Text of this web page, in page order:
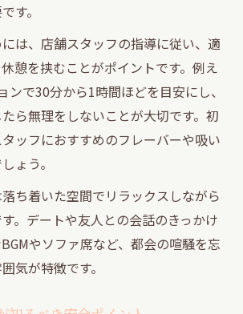
す。
は、店舗スタッフの指導に従い、適
憩を挟むことがポイントです。例え
ンで30分から1時間ほどを目安にし、
ら無理をしないことが大切です。初
ッフにおすすめのフレーバーや吸い
ょう。
ち着いた空間でリラックスしながら
。デートや友人との会話のきっかけ
やソファ席など、都会の喧騒を忘
気が特徴です。